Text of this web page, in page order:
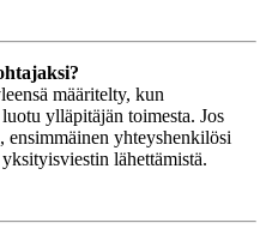
määritelty, kun
ylläpitäjän toimesta. Jos
ensimmäinen yhteyshenkilösi
lähettämistä.